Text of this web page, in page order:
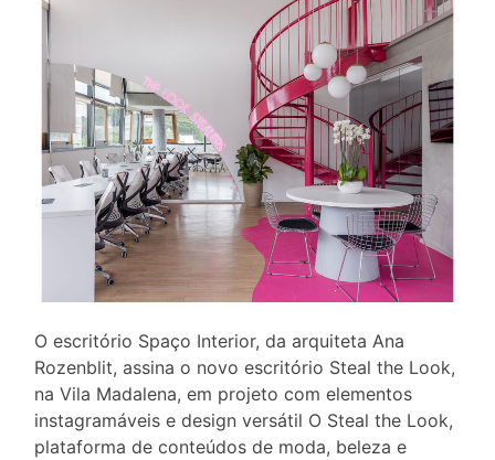
O escritório Spaço Interior, da arquiteta Ana
Rozenblit, assina o novo escritório Steal the Look,
na Vila Madalena, em projeto com elementos
instagramáveis e design versátil O Steal the Look,
plataforma de conteúdos de moda, beleza e